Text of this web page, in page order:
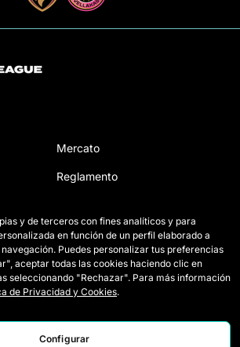
Mercato
Reglamento
Entradas
Acreditaciones Prensa
Contacto
y de terceros con fines analíticos y para
en función de un perfil elaborado a
Puedes personalizar tus preferencias
aceptar todas las cookies haciendo clic en
seleccionando "Rechazar". Para más información
de Privacidad y Cookies.
Configurar